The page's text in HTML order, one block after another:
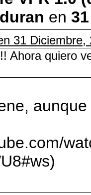
en
31 Diciembre,
Ahora quiero